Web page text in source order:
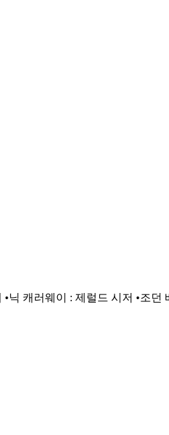
닉 캐러웨이 : 제럴드 시저 •조